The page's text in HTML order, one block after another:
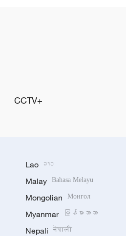
CCTV+
Lao ລາວ
Malay Bahasa Melayu
Mongolian Монгол
Myanmar မြန်မာဘာသာ
Nepali नेपाली